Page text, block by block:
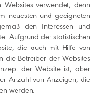
verwendet, denn
neuesten und geeigneten
den Interessen und
Aufgrund der statistischen
die auch mit Hilfe von
die Betreiber der Websites
der Website ist, aber
Anzahl von Anzeigen, die
werden.